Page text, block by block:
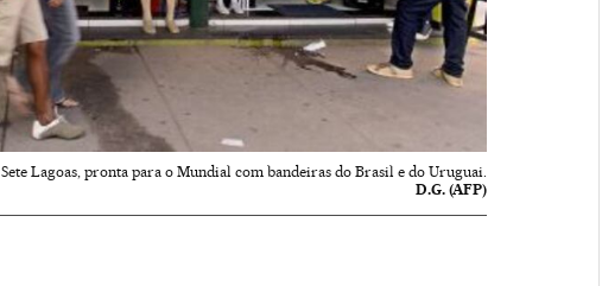
Sete Lagoas, pronta para o Mundial com bandeiras do Brasil e do Uruguai.
D.G. (AFP)